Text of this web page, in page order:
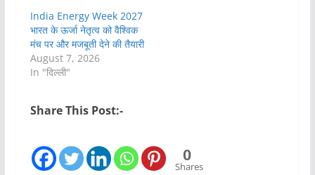
India Energy Week 2027
भारत के ऊर्जा नेतृत्व को वैश्विक
मंच पर और मजबूती देने की तैयारी
August 7, 2026
In "दिल्ली"
Share This Post:-
0
Shares